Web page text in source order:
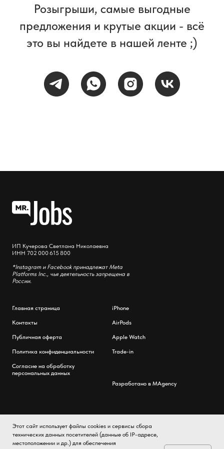
Этот сайт использует файлы cookies и сервисы сбора
технических данных посетителей (данные об IP-адресе,
местоположении и др.) для обеспечения
Розыгрыши, самые выгодные
предложения и крутые акции - всё
это вы найдете в нашей ленте ;)
ИП Кучерова Светлана Николаевна
ИНН 702 000 615 800
*Instagram и Facebook принадлежат Meta
Platforms Inc., чья деятельность запрещена в
России.
Главная страница
Контакты
Публичная оферта
Политика конфиденциальности
Согласие на обработку
персональных данных
iPhone
AirPods
Apple Watch
Trade-in
Разработано в MAgency